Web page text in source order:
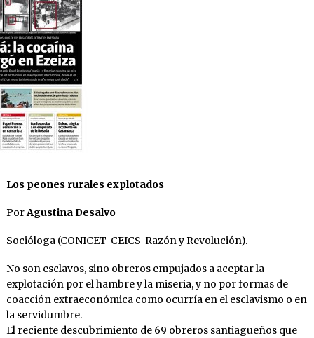
Los peones rurales explotados
PorAgustina Desalvo
Socióloga (CONICET-CEICS-Razón y Revolución).
No son esclavos, sino obreros empujados a aceptar la
explotación por el hambre y la miseria, y no por formas de
coacción extraeconómica como ocurría en el esclavismo o en
la servidumbre.
El reciente descubrimiento de 69 obreros santiagueños que